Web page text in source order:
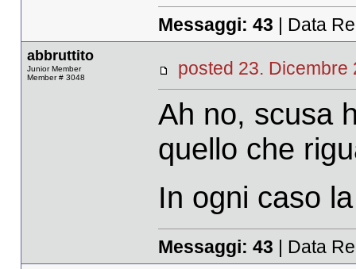
Messaggi: 43 | Data
abbruttito
Junior Member
Member # 3048
posted 23.
Ah no, scusa
quello che
In ogni caso
Messaggi: 43 | Data